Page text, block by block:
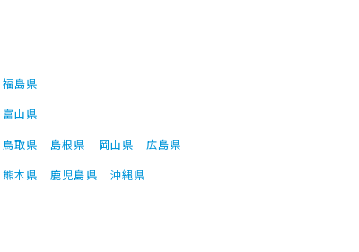
福島県
富山県
鳥取県 島根県 岡山県
広島県
熊本県 鹿児島県 沖縄県